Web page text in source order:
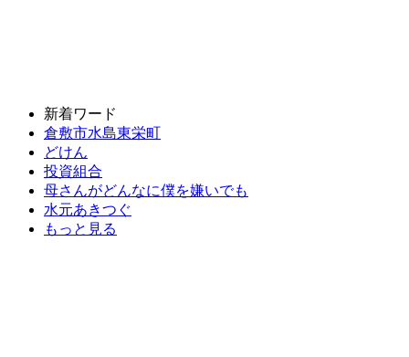
新着ワード
倉敷市水島東栄町
どけん
投資組合
母さんがどんなに僕を嫌いでも
水元あきつぐ
もっと見る